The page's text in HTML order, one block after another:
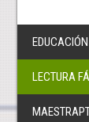
EDUCACIÓN
LECTURA